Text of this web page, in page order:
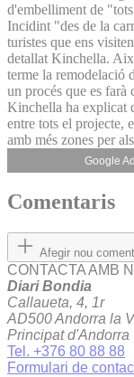
d'embelliment de
Incidint "des de la
turistes que ens
detallat Kinchella.
terme la remodelació
un procés que es
Kinchella ha explicat
entre tots el projecte,
amb més zones per
Google
Comentaris
Afegir nou
CONTACTA AMB
Diari Bondia
Callaueta, 4, 1r
AD500 Andorra la
Principat d'Andorra
Tel. +376 80 88 88
Formulari de